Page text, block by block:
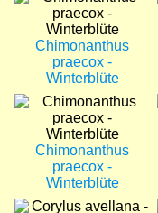
Chimonanthus
praecox -
Winterblüte
Bild
Chimonanthus
praecox -
Winterblüte
Bild